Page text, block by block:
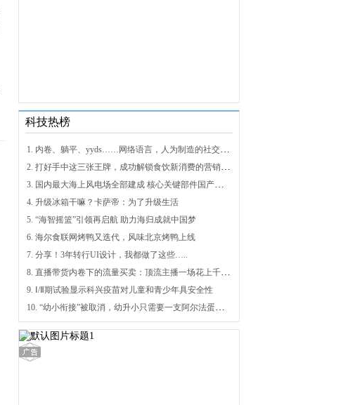
科技热榜
1. 内卷、躺平、yyds……网络语言，人为制造的社交屏障？
2. 打好手中这三张王牌，成功解锁食饮新消费的营销密码
3. 国内最大海上风电场全部建成 核心关键部件国产化攻关未来可期
4. 升级冰箱干嘛？卡萨帝：为了升级生活
5. “海智摇篮”引领再启航 助力海归成就中国梦
6. 海尔食联网烤鸭又迭代，风味北京烤鸭上线
7. 分享！3年转行UI设计，我都做了这些…..
8. 直播带货内卷下的流量买卖：顶流主播一场花上千万元，红利消退焦虑暴增
9. Ⅰ/Ⅱ期试验显示科兴疫苗对儿童和青少年具安全性
10. “幼小衔接”被取消，幼升小只需要一支阿尔法蛋词典笔